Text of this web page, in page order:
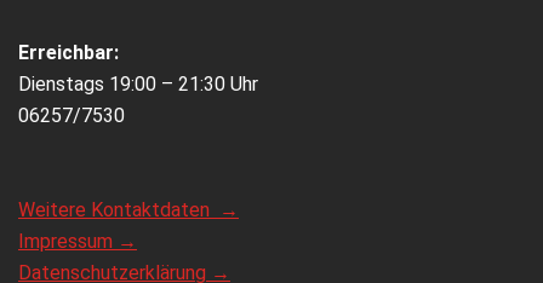
Erreichbar:
Dienstags 19:00 – 21:30 Uhr
06257/7530
Weitere Kontaktdaten →
Impressum →
Datenschutzerklärung →